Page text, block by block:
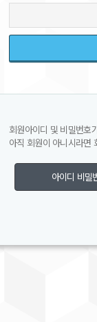
회원아이디 및 비밀번호
아직 회원이 아니시라면
아이디 비밀